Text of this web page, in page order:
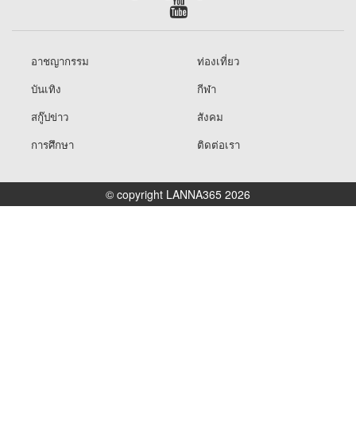
อาชญากรรม
ท่องเที่ยว
บันเทิง
กีฬา
สกู๊ปข่าว
สังคม
การศึกษา
ติดต่อเรา
© copyright LANNA365 2026